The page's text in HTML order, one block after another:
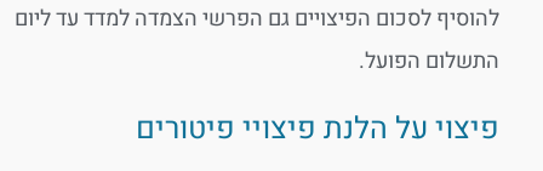
להוסיף לסכום הפיצויים גם הפרשי הצמדה למדד עד ליום
התשלום הפועל.
פיצוי על הלנת פיצויי פיטורים